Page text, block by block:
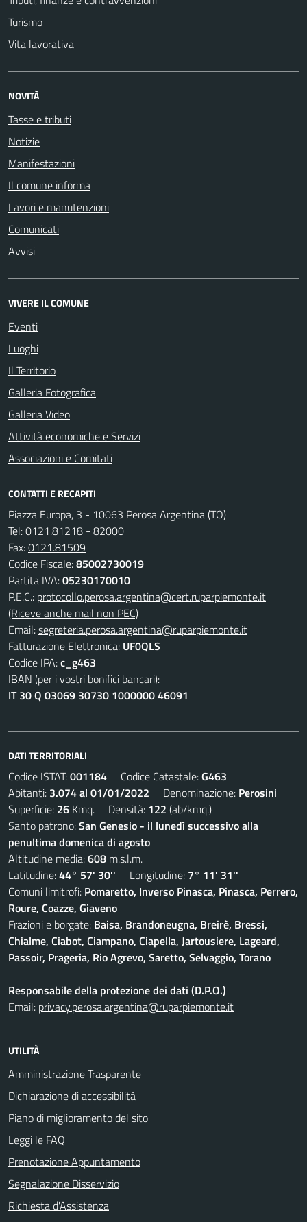
Turismo
Vita lavorativa
NOVITÀ
Tasse e tributi
Notizie
Manifestazioni
Il comune informa
Lavori e manutenzioni
Comunicati
Avvisi
VIVERE IL COMUNE
Eventi
Luoghi
Il Territorio
Galleria Fotografica
Galleria Video
Attività economiche e Servizi
Associazioni e Comitati
CONTATTI E RECAPITI
Piazza Europa, 3 - 10063 Perosa Argentina (TO)
Tel:0121.81218 - 82000
Fax:0121.81509
Codice Fiscale:85002730019
Partita IVA:05230170010
P.E.C.: protocollo.perosa.argentina@cert.ruparpiemonte.it
(Riceve anche mail non PEC)
Email:segreteria.perosa.argentina@ruparpiemonte.it
Fatturazione Elettronica: UF0QLS
Codice IPA:c_g463
IBAN (per i vostri bonifici bancari):
IT 30 Q 03069 30730 1000000 46091
DATI TERRITORIALI
Codice ISTAT:001184 Codice Catastale:G463
Abitanti: 3.074 al 01/01/2022 Denominazione: Perosini
Superficie: 26 Kmq. Densità: 122 (ab/kmq.)
Santo patrono:San Genesio - il lunedì successivo alla
penultima domenica di agosto
Altitudine media:608 m.s.l.m.
Latitudine:44° 57' 30'' Longitudine: 7° 11' 31''
Comuni limitrofi: Pomaretto, Inverso Pinasca, Pinasca, Perrero,
Roure, Coazze, Giaveno
Frazioni e borgate: Baisa, Brandoneugna, Breirè, Bressi,
Chialme, Ciabot, Ciampano, Ciapella, Jartousiere, Lageard,
Passoir, Prageria, Rio Agrevo, Saretto, Selvaggio, Torano
Responsabile della protezione dei dati (D.P.O.)
Email: privacy.perosa.argentina@ruparpiemonte.it
UTILITÀ
Amministrazione Trasparente
Dichiarazione di accessibilità
Piano di miglioramento del sito
Leggi le FAQ
Prenotazione Appuntamento
Segnalazione Disservizio
Richiesta d'Assistenza